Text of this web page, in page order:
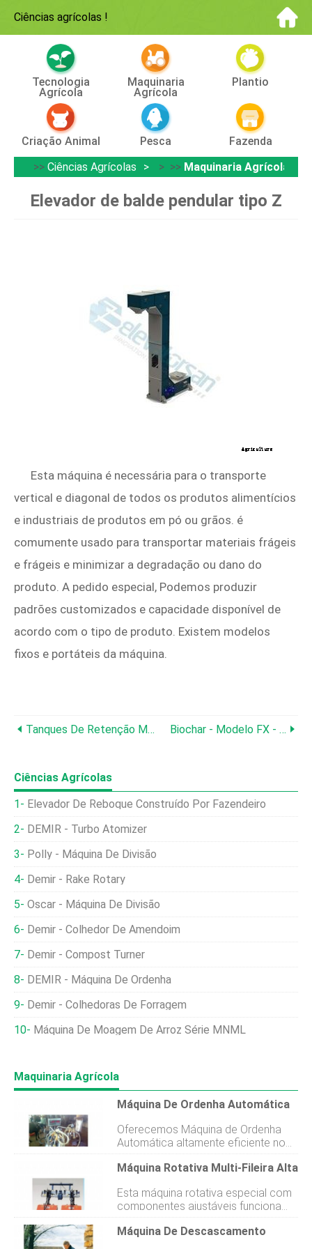
Ciências agrícolas !
Tecnologia
Agrícola
Maquinaria
Agrícola
Plantio
Criação Animal Pesca
Fazenda
>> Ciências Agrícolas > >> Maquinaria Agrícola
Elevador de balde pendular tipo Z
Esta máquina é necessária para o transporte
vertical e diagonal de todos os produtos alimentícios
e industriais de produtos em pó ou grãos. é
comumente usado para transportar materiais frágeis
e frágeis e minimizar a degradação ou dano do
produto. A pedido especial, Podemos produzir
padrões customizados e capacidade disponível de
acordo com o tipo de produto. Existem modelos
fixos e portáteis da máquina.
Tanques De Retenção Molhados Biochar - Modelo FX - Emenda De Solo Orgânico
Ciências Agrícolas
Elevador De Reboque Construído Por Fazendeiro
DEMIR - Turbo Atomizer
Polly - Máquina De Divisão
Demir - Rake Rotary
Oscar - Máquina De Divisão
Demir - Colhedor De Amendoim
Demir - Compost Turner
DEMIR - Máquina De Ordenha
Demir - Colhedoras De Forragem
Máquina De Moagem De Arroz Série MNML
Maquinaria Agrícola
Máquina De Ordenha Automática
Oferecemos Máquina de Ordenha
Automática altamente eficiente no
mercado internacional. A máquina de
ordenha para vacas e búfalos
acessada em diferentes faixas e
especificações, como máquinas de
ordenha de balde simples e duplo.
Eles são usados ​​para assimilar o
Máquina Rotativa Multi-Fileira Alta
Esta máquina rotativa especial com
componentes ajustáveis ​​funciona
simultaneamente como máquina
rotativa e arado de sulcos. Sua
Máquina De Descascamento